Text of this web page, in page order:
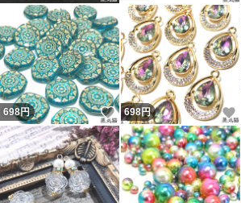
698円 いいね！
698円